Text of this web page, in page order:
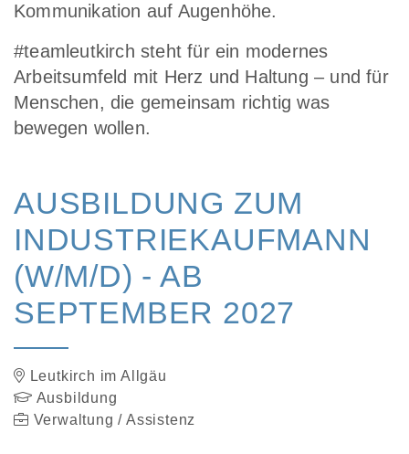
Kommunikation auf Augenhöhe.
#teamleutkirch steht für ein modernes
Arbeitsumfeld mit Herz und Haltung – und für
Menschen, die gemeinsam richtig was
bewegen wollen.
AUSBILDUNG ZUM
INDUSTRIEKAUFMANN
(W/M/D) - AB
SEPTEMBER 2027
Leutkirch im Allgäu
Ausbildung
Verwaltung / Assistenz